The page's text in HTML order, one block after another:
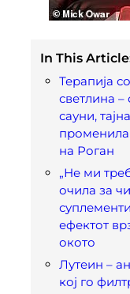
In This
Терапија
светлина
сауни,
променила
на Роган
„Не ми
очила за
ефектот
окото
Лутеин –
кој го